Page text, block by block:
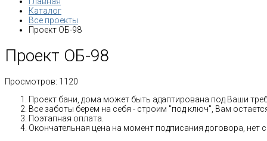
Каталог
Все проекты
Проект ОБ-98
Проект ОБ-98
Просмотров: 1120
Проект бани, дома может быть адаптирована под Ваши
Все заботы берем на себя - строим "под ключ", Вам
Поэтапная оплата.
Окончательная цена на момент подписания договора, нет